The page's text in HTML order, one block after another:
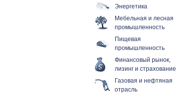
Энергетика
Мебельная и лесная
промышленность
Пищевая
промышленность
Финансовый рынок,
лизинг и страхование
Газовая и нефтяная
отрасль